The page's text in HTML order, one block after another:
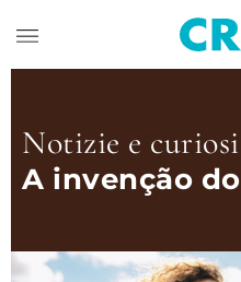
Notizie e
A invenção